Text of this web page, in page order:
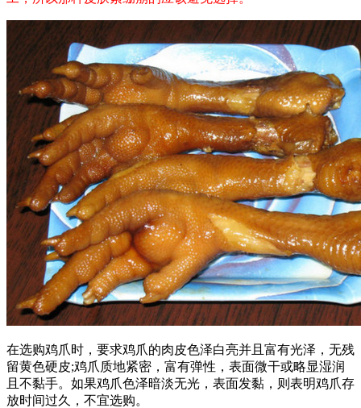
在选购鸡爪时，要求鸡爪的肉皮色泽白亮并且富有光泽，无残
留黄色硬皮;鸡爪质地紧密，富有弹性，表面微干或略显湿润
且不黏手。如果鸡爪色泽暗淡无光，表面发黏，则表明鸡爪存
放时间过久，不宜选购。